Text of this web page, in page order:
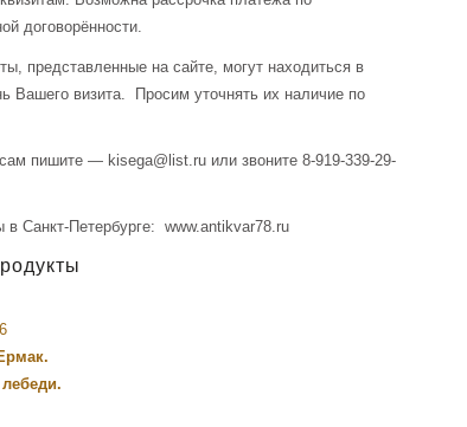
договорённости.
представленные на сайте, могут находиться в
Вашего визита. Просим уточнять их наличие по
пишите — kisega@list.ru или звоните 8-919-339-29-
в Санкт-Петербурге: www.antikvar78.ru